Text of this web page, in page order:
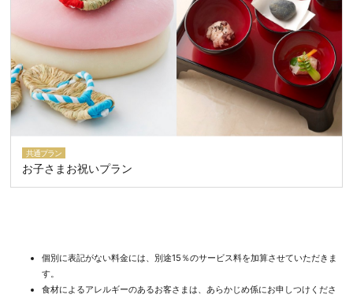
共通プラン
お子さまお祝いプラン
個別に表記がない料金には、別途15％のサービス料を加算させていただきま
す。
食材によるアレルギーのあるお客さまは、あらかじめ係にお申しつけくださ